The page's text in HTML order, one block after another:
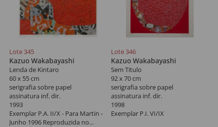
Lote 345
Kazuo Wakabayashi
Lenda de Kintaro
60 x 55 cm
serigrafia sobre papel
assinatura inf. dir.
1993
Exemplar P.A. II/X - Para Martin -
Junho 1996 Reproduzida no
Lote 346
Kazuo Wakabayashi
Sem Titulo
92 x 70 cm
serigrafia sobre papel
assinatura inf. dir.
1998
Exemplar P.I. VI/IX